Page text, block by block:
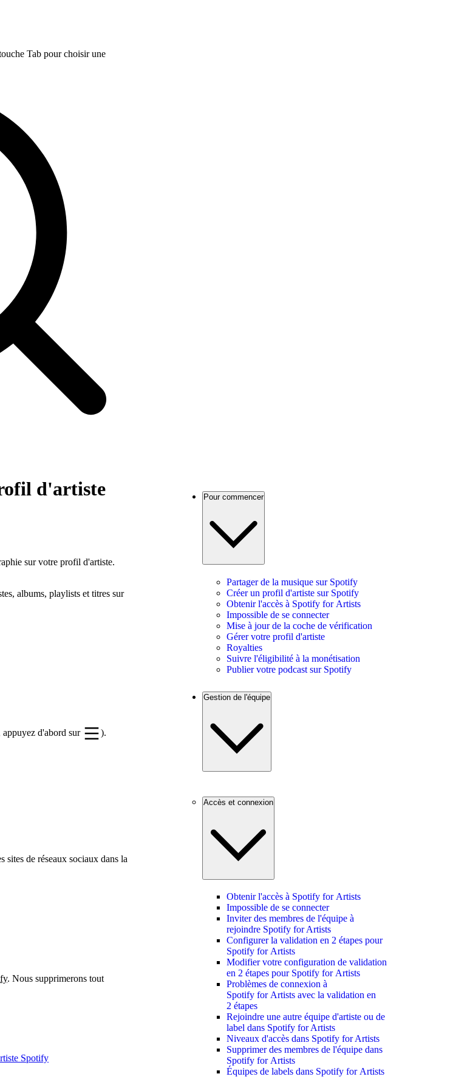
Tab pour choisir une
d'artiste
sur votre profil d'artiste.
albums, playlists et titres sur
d'abord sur
).
sites de réseaux sociaux dans la
. Nous supprimerons tout
Spotify
Pour commencer
Partager de la musique sur Spotify
Créer un profil d'artiste sur Spotify
Obtenir l'accès à Spotify for Artists
Impossible de se connecter
Mise à jour de la coche de vérification
Gérer votre profil d'artiste
Royalties
Suivre l'éligibilité à la monétisation
Publier votre podcast sur Spotify
Gestion de l'équipe
Accès et connexion
Obtenir l'accès à Spotify for Artists
Impossible de se connecter
Inviter des membres de l'équipe à
rejoindre Spotify for Artists
Configurer la validation en 2 étapes pour
Spotify for Artists
Modifier votre configuration de validation
en 2 étapes pour Spotify for Artists
Problèmes de connexion à
Spotify for Artists avec la validation en
2 étapes
Rejoindre une autre équipe d'artiste ou de
label dans Spotify for Artists
Niveaux d'accès dans Spotify for Artists
Supprimer des membres de l'équipe dans
Spotify for Artists
Équipes de labels dans Spotify for Artists